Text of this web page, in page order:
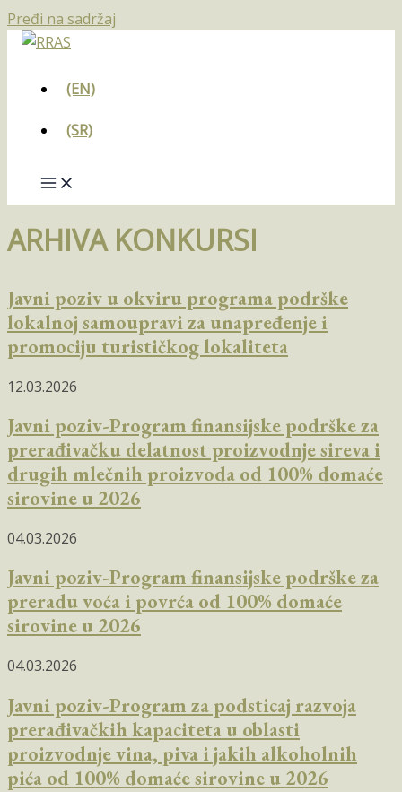
Pređi na sadržaj
(EN)
(SR)
ARHIVA KONKURSI
Javni poziv u okviru programa podrške
lokalnoj samoupravi za unapređenje i
promociju turističkog lokaliteta
12.03.2026
Javni poziv-Program finansijske podrške za
prerađivačku delatnost proizvodnje sireva i
drugih mlečnih proizvoda od 100% domaće
sirovine u 2026
04.03.2026
Javni poziv-Program finansijske podrške za
preradu voća i povrća od 100% domaće
sirovine u 2026
04.03.2026
Javni poziv-Program za podsticaj razvoja
prerađivačkih kapaciteta u oblasti
proizvodnje vina, piva i jakih alkoholnih
pića od 100% domaće sirovine u 2026